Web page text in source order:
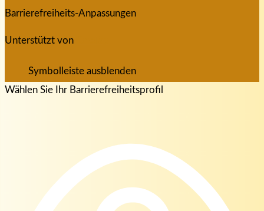
Barrierefreiheits-Anpassungen
Unterstützt von
Symbolleiste ausblenden
Wählen Sie Ihr Barrierefreiheitsprofil